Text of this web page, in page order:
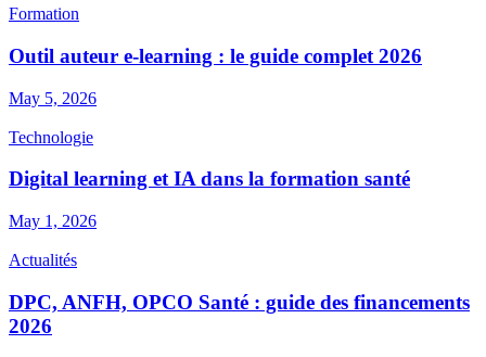
Formation
Outil auteur e-learning : le guide complet 2026
May 5, 2026
Technologie
Digital learning et IA dans la formation santé
May 1, 2026
Actualités
DPC, ANFH, OPCO Santé : guide des financements
2026